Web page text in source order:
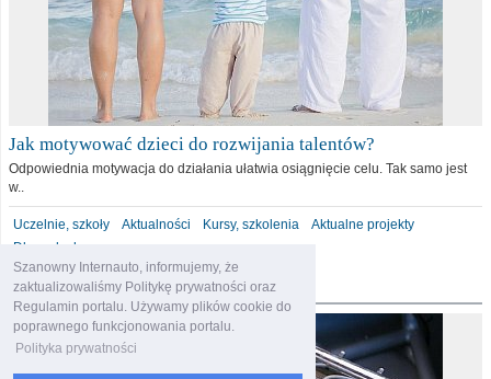
Szanowny Internauto, informujemy, że
zaktualizowaliśmy Politykę prywatności oraz
Regulamin portalu. Używamy plików cookie do
poprawnego funkcjonowania portalu.
Polityka prywatności
Jak motywować dzieci do rozwijania talentów?
Odpowiednia motywacja do działania ułatwia osiągnięcie celu. Tak samo jest
w..
Uczelnie, szkoły Aktualności Kursy, szkolenia
Aktualne projekty
Dla malucha
motoryzacja